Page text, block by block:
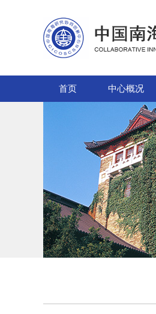
首页 中心概况